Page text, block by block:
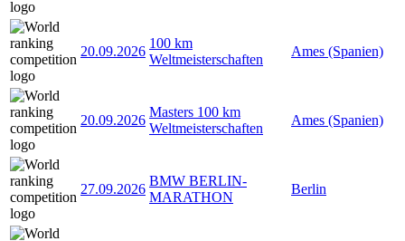
20.09.2026
100 km
Weltmeisterschaften
Ames (Spanien)
20.09.2026
Masters 100 km
Weltmeisterschaften
Ames (Spanien)
27.09.2026
BMW BERLIN-
MARATHON
Berlin